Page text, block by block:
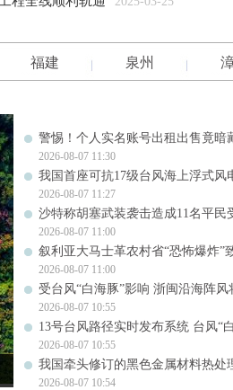
福建 泉州
警惕！个人实名账号出租出售竟暗
2026-08-07 11:30
我国首座可抗17级台风海上浮式风
2026-08-07 11:27
沙特称胡塞武装袭击造成11名平民
2026-08-07 11:00
叙利亚大马士革农村省“恐怖爆炸”
2026-08-07 11:00
受台风“白海豚”影响 浙闽沿海阵风
2026-08-07 10:55
13号台风路径实时发布系统 台风“
2026-08-07 10:55
我国牵头修订的黑色金属材料热处
2026-08-07 10:54